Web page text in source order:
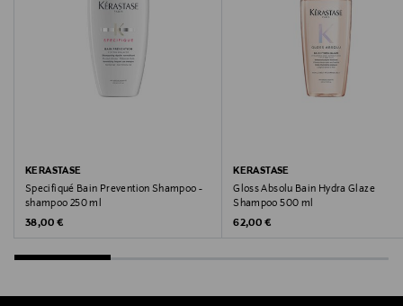
Loreal Finland Oy
Valmistajan osoite
Digitaalinen osoite
neuvonta@loreal.com
rasvoittuville hiuksille
KERASTASE
Specifiqué Bain Prevention Shampoo -
shampoo 250 ml
Original Price
38,00 €
KERASTASE
Gloss Absolu Bain Hydra Glaze
Shampoo 500 ml
Original Price
62,00 €